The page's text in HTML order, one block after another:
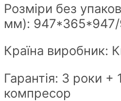
Розміри без
мм):
Країна виробник:
Гарантія: 3 роки +
компресор